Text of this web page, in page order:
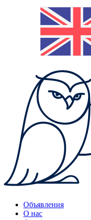
Объявления
О нас